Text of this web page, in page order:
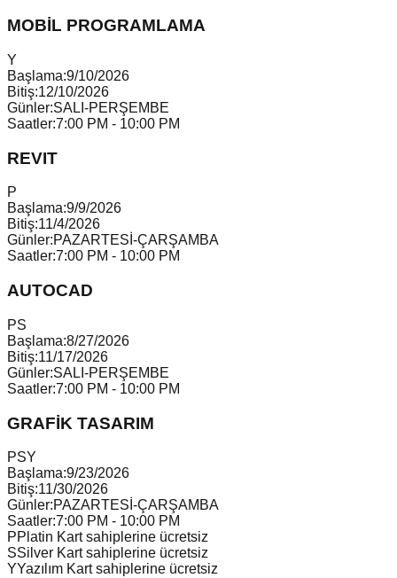
MOBİL PROGRAMLAMA
Y
Başlama:9/10/2026
Bitiş:12/10/2026
Günler:SALI-PERŞEMBE
Saatler:7:00 PM - 10:00 PM
REVIT
P
Başlama:9/9/2026
Bitiş:11/4/2026
Günler:PAZARTESİ-ÇARŞAMBA
Saatler:7:00 PM - 10:00 PM
AUTOCAD
PS
Başlama:8/27/2026
Bitiş:11/17/2026
Günler:SALI-PERŞEMBE
Saatler:7:00 PM - 10:00 PM
GRAFİK TASARIM
PSY
Başlama:9/23/2026
Bitiş:11/30/2026
Günler:PAZARTESİ-ÇARŞAMBA
Saatler:7:00 PM - 10:00 PM
PPlatin Kart sahiplerine ücretsiz
SSilver Kart sahiplerine ücretsiz
YYazılım Kart sahiplerine ücretsiz